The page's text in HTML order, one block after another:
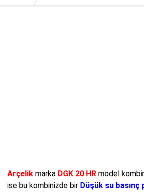
Arçelik marka DGK 20 HR model
ise bu kombinizde bir Düşük su basınç